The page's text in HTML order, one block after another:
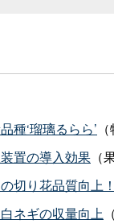
種‘瑠璃るらら’
置の導入効果 （
切り花品質向上
ネギの収量向上